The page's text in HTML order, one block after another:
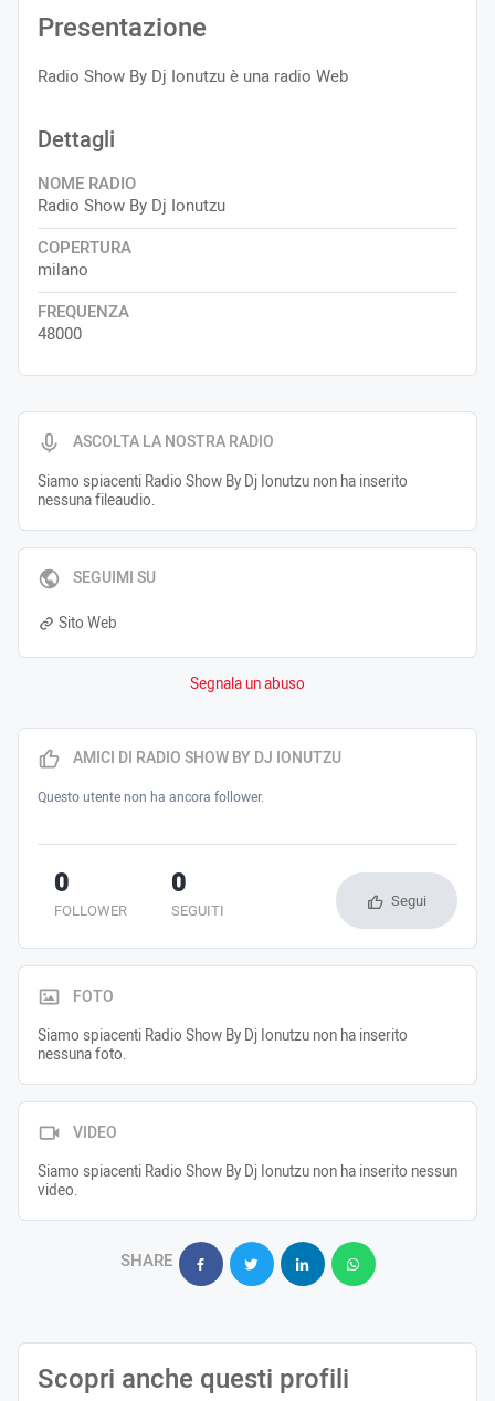
ASCOLTA LA NOSTRA RADIO
Siamo spiacenti Radio Show By Dj Ionutzu non ha inserito
nessuna fileaudio.
SEGUIMI SU
Sito Web
Segnala un abuso
Presentazione
Radio Show By Dj Ionutzu è una radio Web
Dettagli
NOME RADIO
Radio Show By Dj Ionutzu
COPERTURA
milano
FREQUENZA
48000
AMICI DI RADIO SHOW BY DJ IONUTZU
Questo utente non ha ancora follower.
FOLLOWER
0
SEGUITI
0 Segui
FOTO
Siamo spiacenti Radio Show By Dj Ionutzu non ha inserito
nessuna foto.
VIDEO
Siamo spiacenti Radio Show By Dj Ionutzu non ha inserito nessun
video.
SHARE
Scopri anche questi profili